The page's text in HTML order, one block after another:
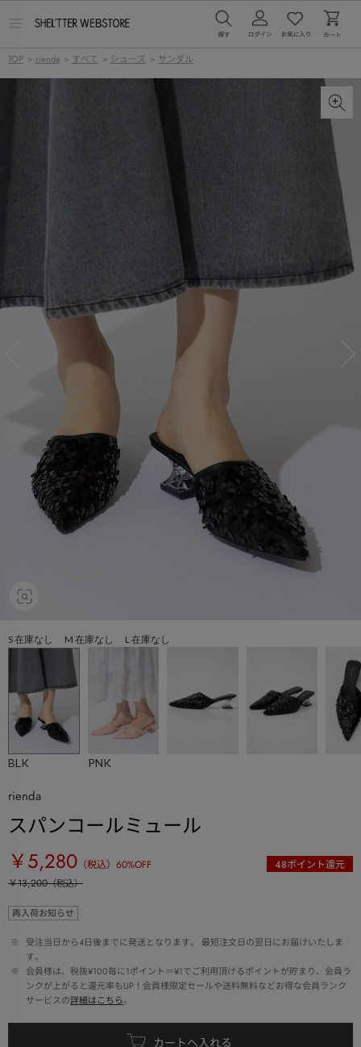
ー
を
TOP > rienda > すべて > シューズ > サンダル
S 在庫なし M 在庫なし L 在庫なし
BLK PNK
rienda
スパンコールミュール
￥5,280 （税込） 60%OFF 48ポイント還元
￥13,200（税込）
再入荷お知らせ
※
受注当日から4日後までに発送となります。 最短注文日の翌日にお届けいたしま
す。
※
会員様は、税抜¥100毎に1ポイント＝¥1でご利用頂けるポイントが貯まり、会員ラ
ンクが上がると還元率もUP！会員様限定セールや送料無料などお得な会員ランク
サービスの詳細はこちら。